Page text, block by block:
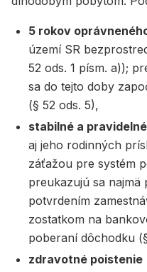
5 rokov
území SR
52 ods. 1 písm. a));
sa do tejto doby
(§ 52 ods. 5),
stabilné a
aj jeho rodinných
záťažou pre systém
preukazujú sa
potvrdením
zostatkom na
poberaní dôchodku
zdravotné poistenie